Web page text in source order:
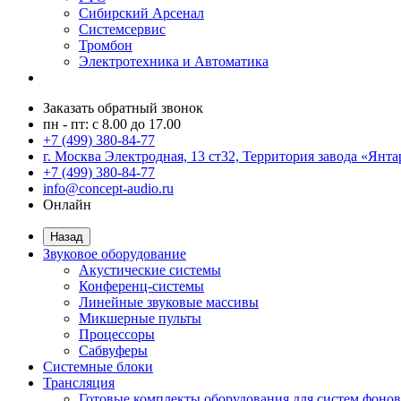
Сибирский Арсенал
Системсервис
Тромбон
Электротехника и Автоматика
Заказать обратный звонок
пн - пт: с 8.00 до 17.00
+7 (499) 380-84-77
г. Москва Электродная, 13 ст32, Территория завода
+7 (499) 380-84-77
info@concept-audio.ru
Онлайн
Назад
Звуковое оборудование
Акустические системы
Конференц-системы
Линейные звуковые массивы
Микшерные пульты
Процессоры
Сабвуферы
Системные блоки
Трансляция